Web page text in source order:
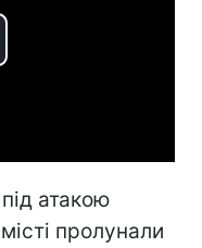
атакою
пролунали